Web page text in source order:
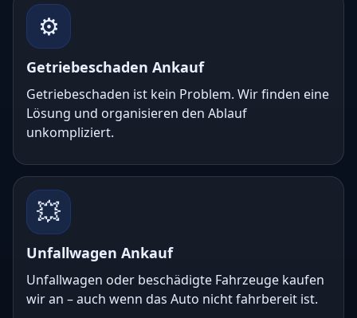
⚙️
Getriebeschaden Ankauf
Getriebeschaden ist kein Problem. Wir finden eine
Lösung und organisieren den Ablauf
unkompliziert.
💥
Unfallwagen Ankauf
Unfallwagen oder beschädigte Fahrzeuge kaufen
wir an – auch wenn das Auto nicht fahrbereit ist.